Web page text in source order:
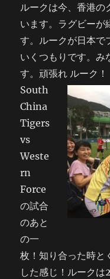
ルークは今、香港の
います。ラグビーが
す。ルークが日本で
いくつもりです。み
す。頑張れ ルーク！
South
China
Tigers
vs
Weste
rn
Force
の試合
のあと
の一
枚！知り合った時と
した感じ！ルーク